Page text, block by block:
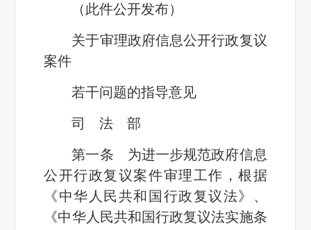
（此件公开发布）
关于审理政府信息公开行政复议
案件
若干问题的指导意见
司 法 部
第一条 为进一步规范政府信息
公开行政复议案件审理工作，根据
《中华人民共和国行政复议法》、
《中华人民共和国行政复议法实施条